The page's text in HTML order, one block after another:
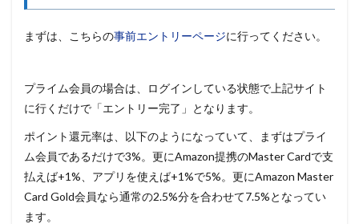
まずは、こちらの事前エントリーページに行ってください。
プライム会員の場合は、ログインしている状態で上記サイト
に行くだけで「エントリー完了」となります。
ポイント還元率は、以下のようになっていて、まずはプライ
ム会員であるだけで3%。更にAmazon提携のMaster Cardで支
払えば+1%、アプリを使えば+1%で5%。更にAmazon Master
Card Gold会員なら通常の2.5%分を合わせて7.5%となってい
ます。